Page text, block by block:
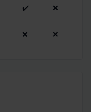
✔️ ❌
❌ ❌